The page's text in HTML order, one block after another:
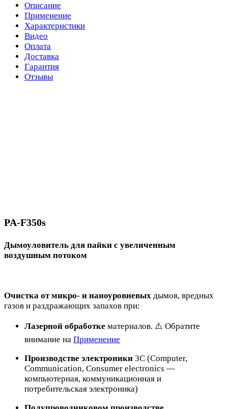
Описание
Применение
Характеристики
Видео
Оплата
Доставка
Гарантия
Отзывы
PA-F350s
Дымоуловитель для пайки с увеличенным
воздушным потоком
Очистка от микро- и наноуровневых дымов, вредных
газов и раздражающих запахов при:
Лазерной обработке материалов. ⚠️ Обратите
внимание на Применение
Производстве электроники 3C (Computer,
Communication, Consumer electronics —
компьютерная, коммуникационная и
потребительская электроника)